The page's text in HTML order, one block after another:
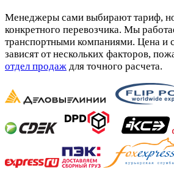
Менеджеры сами выбирают тариф,
конкретного перевозчика. Мы
транспортными компаниями. Цена и
зависят от нескольких факторов,
отдел продаж для точного расчета.